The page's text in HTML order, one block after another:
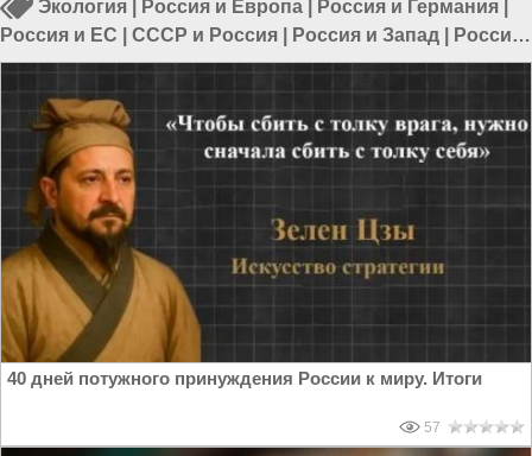
Экология Россия и Европа Россия и Германия
Россия и ЕС
СССР и Россия Россия и Запад
Россия
и Евразия
40 дней потужного принуждения России к миру. Итоги
57